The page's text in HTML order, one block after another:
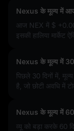
Nexus के मूल्य में
आज NEX में $
इसकी हालिया मार्केट
Nexus के मूल्य में 30
पिछले 30 दिनों में, मूल्य
है, जो छोटी अवधि में
Nexus के मूल्य में 60
व्यू को बड़ा करके 60